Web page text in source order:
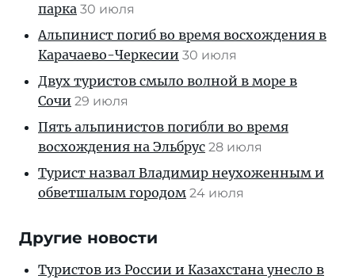
парка 30 июля
Альпинист погиб во время восхождения в
Карачаево-Черкесии 30 июля
Двух туристов смыло волной в море в
Сочи 29 июля
Пять альпинистов погибли во время
восхождения на Эльбрус 28 июля
Турист назвал Владимир неухоженным и
обветшалым городом 24 июля
Другие новости
Туристов из России и Казахстана унесло в